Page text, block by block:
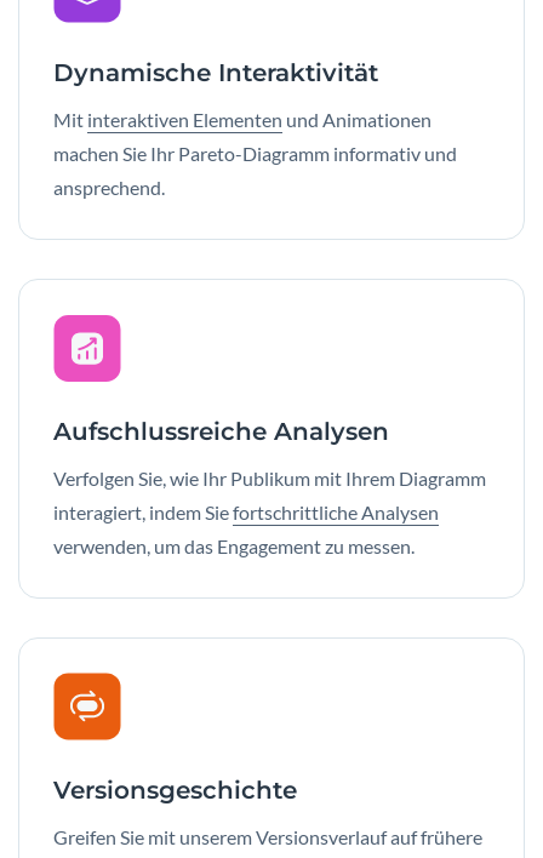
Dynamische Interaktivität
Mit interaktiven Elementen und Animationen
machen Sie Ihr Pareto-Diagramm informativ und
ansprechend.
Aufschlussreiche Analysen
Verfolgen Sie, wie Ihr Publikum mit Ihrem Diagramm
interagiert, indem Siefortschrittliche Analysen
verwenden, um das Engagement zu messen.
Versionsgeschichte
Greifen Sie mit unserem Versionsverlauf auf frühere